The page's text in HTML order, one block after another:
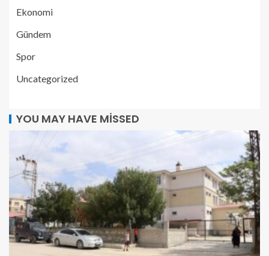
Ekonomi
Gündem
Spor
Uncategorized
YOU MAY HAVE MISSED